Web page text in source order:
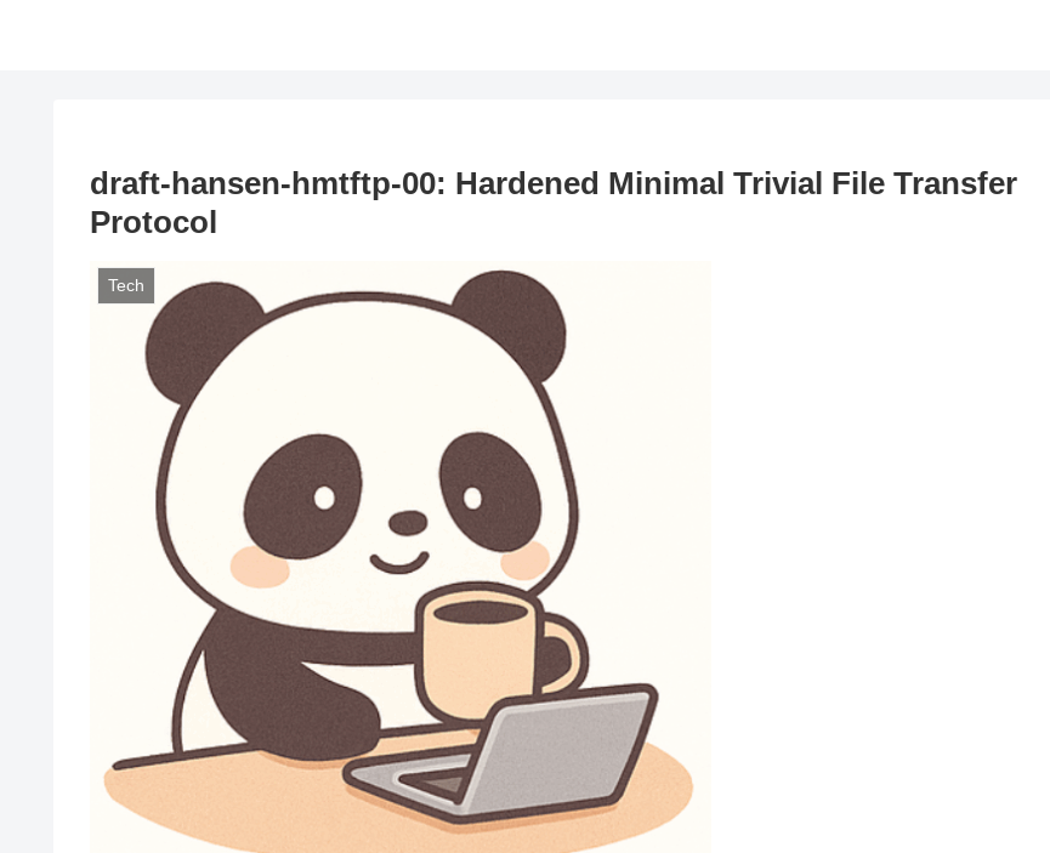
draft-hansen-hmtftp-00: Hardened Minimal Trivial File Transfer
Protocol
Tech